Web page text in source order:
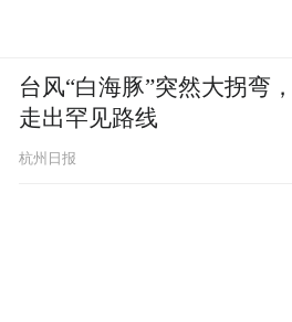
台风“白海豚”突然大拐弯，
走出罕见路线
杭州日报